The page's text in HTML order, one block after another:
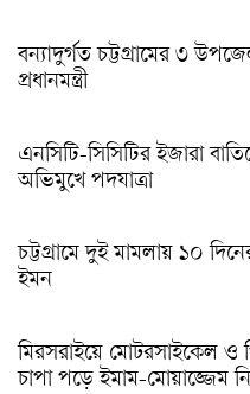
বন্যাদুর্গত চট্টগ্রামের ৩
প্রধানমন্ত্রী
এনসিটি-সিসিটির ইজারা
অভিমুখে পদযাত্রা
চট্টগ্রামে দুই মামলায় ১০
ইমন
মিরসরাইয়ে মোটরসাইকেল ও
চাপা পড়ে ইমাম-মোয়াজ্জেম